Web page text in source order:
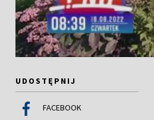
UDOSTĘPNIJ
FACEBOOK